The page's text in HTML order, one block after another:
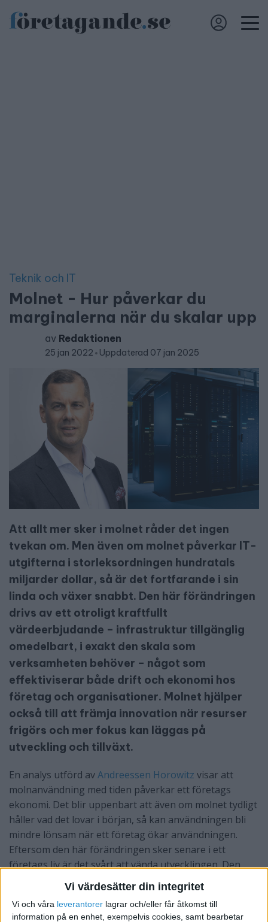
Vi värdesätter din integritet
Vi och våra leverantorer lagrar och/eller får åtkomst till
information på en enhet, exempelvis cookies, samt bearbetar
Teknik och IT
Molnet - Hur påverkar du
marginalerna när du skalar upp
av Redaktionen
25 jan 2022 Uppdaterad 07 jan 2025
Att allt mer sker i molnet råder det ingen
tvekan om. Men även om molnet påverkar IT-
utgifterna i storleksordningen hundratals
miljarder dollar, så är det fortfarande i sin
linda och växer snabbt. Den här förändringen
drivs av ett otroligt kraftfullt
värdeerbjudande – infrastruktur tillgänglig
omedelbart, i exakt den skala som
verksamheten behöver – något som
effektiviserar både drift och ekonomi hos
företag och organisationer. Molnet hjälper
också till att främja innovation när resurser
frigörs och mer fokus kan läggas på
utveckling och tillväxt.
En analys utförd avAndreessen Horowitz visar att
molnanvändning med tiden påverkar ett företags
ekonomi. Det blir uppenbart att även om molnet tydligt
håller vad det lovar i början, så kan användningen bli
mindre lönsam när ett företag ökar användningen.
Eftersom den här förändringen sker senare i ett
företags liv är det svårt att vända utvecklingen. Den
omstrukturering som då krävs för att dramatiskt
förbättra effektiviteten kan ta flera år, om den ens
kommer igång.